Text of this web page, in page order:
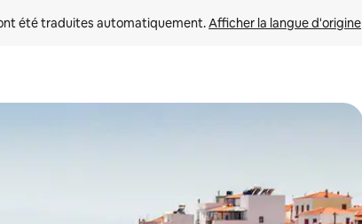
été traduites automatiquement. Afficher la langue d'origine